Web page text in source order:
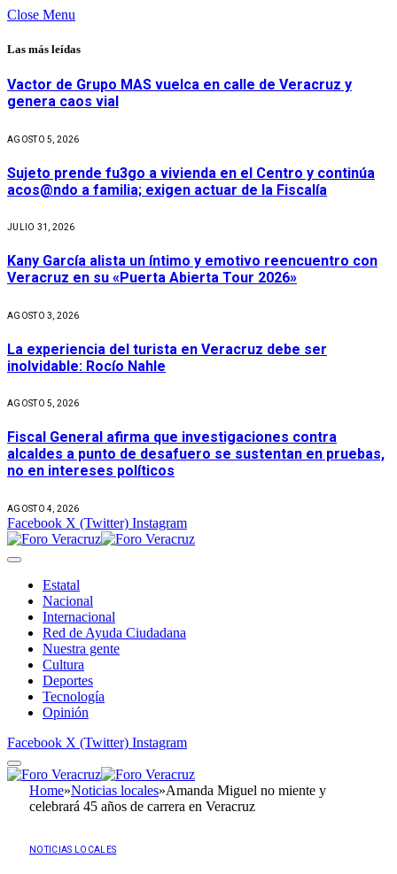
Close Menu
Las más leídas
Vactor de Grupo MAS vuelca en calle de Veracruz y
genera caos vial
AGOSTO 5, 2026
Sujeto prende fu3go a vivienda en el Centro y continúa
acos@ndo a familia; exigen actuar de la Fiscalía
JULIO 31, 2026
Kany García alista un íntimo y emotivo reencuentro con
Veracruz en su «Puerta Abierta Tour 2026»
AGOSTO 3, 2026
La experiencia del turista en Veracruz debe ser
inolvidable: Rocío Nahle
AGOSTO 5, 2026
Fiscal General afirma que investigaciones contra
alcaldes a punto de desafuero se sustentan en pruebas,
no en intereses políticos
AGOSTO 4, 2026
Facebook X (Twitter) Instagram
Estatal
Nacional
Internacional
Red de Ayuda Ciudadana
Nuestra gente
Cultura
Deportes
Tecnología
Opinión
Facebook X (Twitter) Instagram
Home»Noticias locales»Amanda Miguel no miente y
celebrará 45 años de carrera en Veracruz
NOTICIAS LOCALES